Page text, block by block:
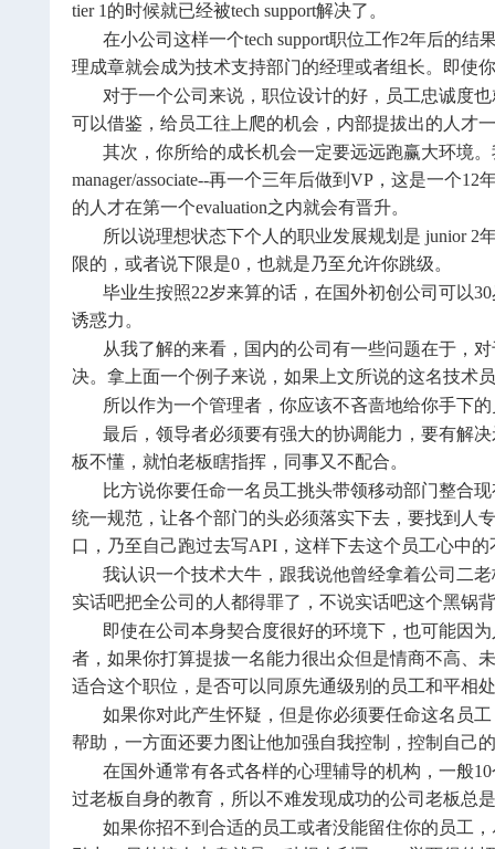
tier 1的时候就已经被tech support解决了。
在小公司这样一个tech support职位工作2年后的
理成章就会成为技术支持部门的经理或者组长。即使
对于一个公司来说，职位设计的好，员工忠诚度
可以借鉴，给员工往上爬的机会，内部提拔出的人才
其次，你所给的成长机会一定要远远跑赢大环境。
manager/associate--再一个三年后做到VP，这是一个
的人才在第一个evaluation之内就会有晋升。
所以说理想状态下个人的职业发展规划是 junior 2年
限的，或者说下限是0，也就是乃至允许你跳级。
毕业生按照22岁来算的话，在国外初创公司可以
诱惑力。
从我了解的来看，国内的公司有一些问题在于，
决。拿上面一个例子来说，如果上文所说的这名技术
所以作为一个管理者，你应该不吝啬地给你手下
最后，领导者必须要有强大的协调能力，要有解
板不懂，就怕老板瞎指挥，同事又不配合。
比方说你要任命一名员工挑头带领移动部门整合
统一规范，让各个部门的头必须落实下去，要找到人
口，乃至自己跑过去写API，这样下去这个员工心中
我认识一个技术大牛，跟我说他曾经拿着公司二
实话吧把全公司的人都得罪了，不说实话吧这个黑锅
即使在公司本身契合度很好的环境下，也可能因
者，如果你打算提拔一名能力很出众但是情商不高、
适合这个职位，是否可以同原先通级别的员工和平相
如果你对此产生怀疑，但是你必须要任命这名员
帮助，一方面还要力图让他加强自我控制，控制自己
在国外通常有各式各样的心理辅导的机构，一般
过老板自身的教育，所以不难发现成功的公司老板总
如果你招不到合适的员工或者没能留住你的员工